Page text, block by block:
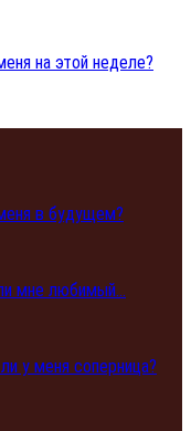
на этой неделе?
в будущем?
мне любимый…
у меня соперница?